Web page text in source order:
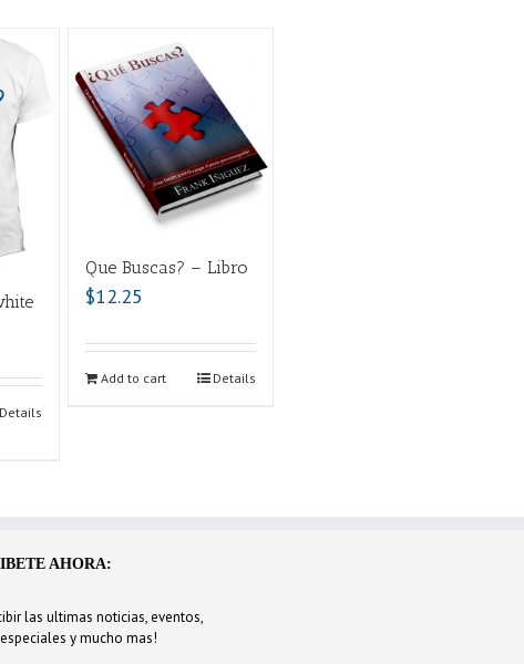
Details
Que Buscas? – Libro
$12.25
Add to cart Details
AHORA:
las ultimas noticias, eventos,
y mucho mas!